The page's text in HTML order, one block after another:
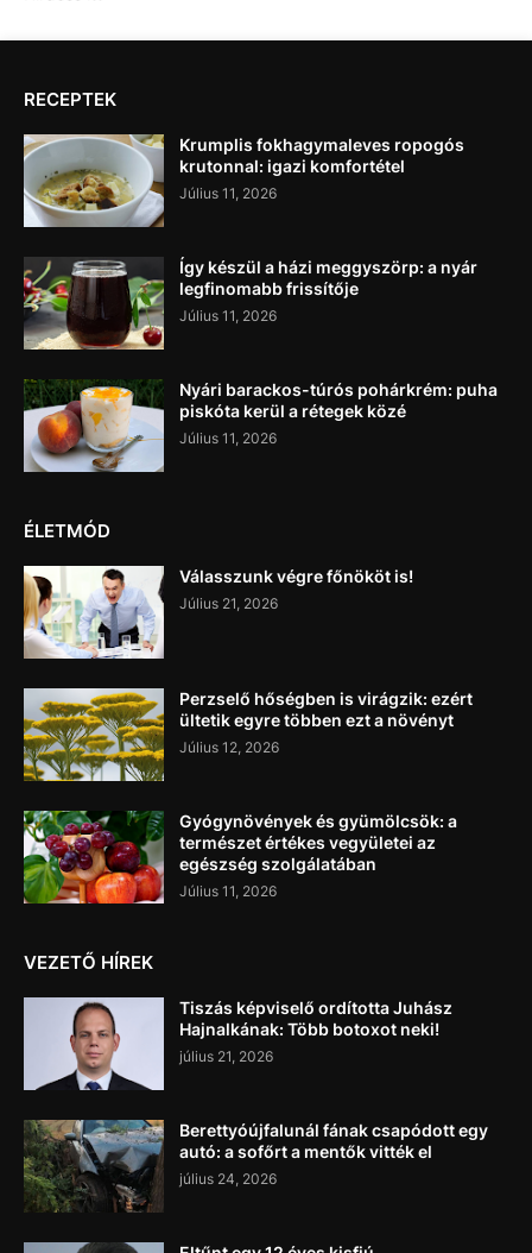
RECEPTEK
Krumplis fokhagymaleves ropogós
krutonnal: igazi komfortétel
Július 11, 2026
Így készül a házi meggyszörp: a nyár
legfinomabb frissítője
Július 11, 2026
Nyári barackos-túrós pohárkrém: puha
piskóta kerül a rétegek közé
Július 11, 2026
ÉLETMÓD
Válasszunk végre főnököt is!
Július 21, 2026
Perzselő hőségben is virágzik: ezért
ültetik egyre többen ezt a növényt
Július 12, 2026
Gyógynövények és gyümölcsök: a
természet értékes vegyületei az
egészség szolgálatában
Július 11, 2026
VEZETŐ HÍREK
Tiszás képviselő ordította Juhász
Hajnalkának: Több botoxot neki!
július 21, 2026
Berettyóújfalunál fának csapódott egy
autó: a sofőrt a mentők vitték el
július 24, 2026